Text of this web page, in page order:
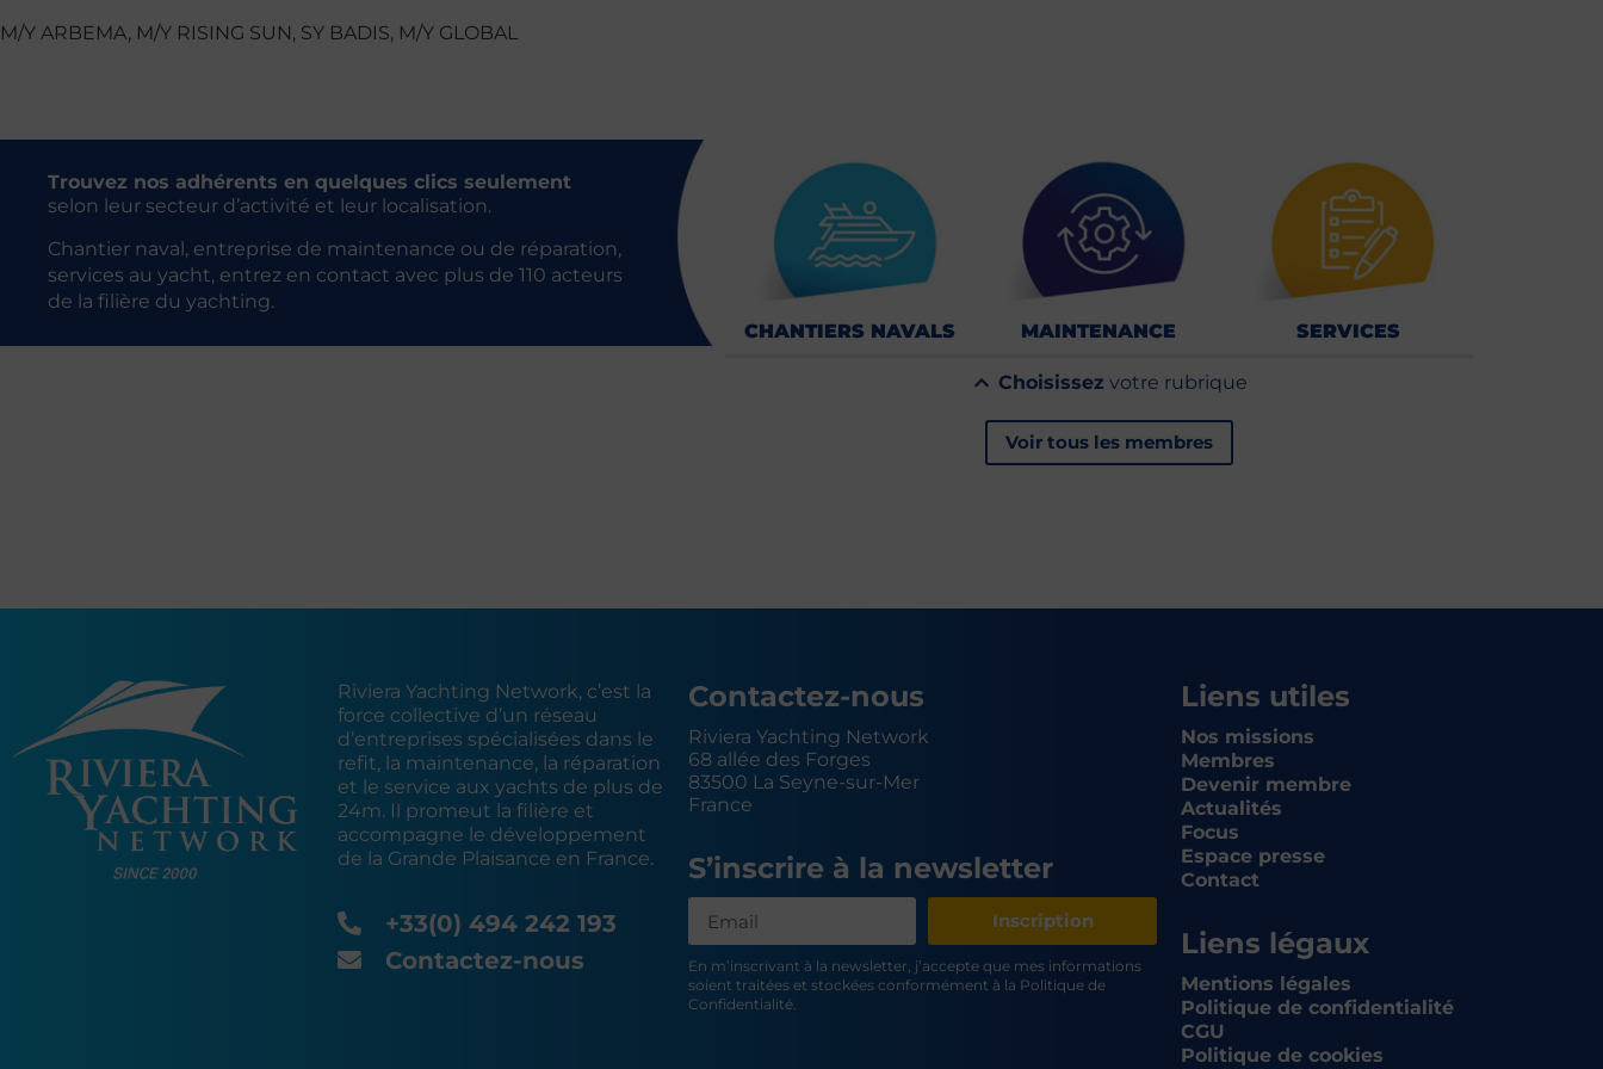
M/Y ARBEMA, M/Y RISING SUN, SY BADIS, M/Y GLOBAL
Trouvez nos adhérents en quelques clics seulement
selon leur secteur d’activité et leur localisation.
Chantier naval, entreprise de maintenance ou de réparation,
services au yacht, entrez en contact avec plus de 110 acteurs
de la filière du yachting.
CHANTIERS NAVALS
MAINTENANCE SERVICES
Choisissez votre rubrique
Voir tous les membres
Riviera Yachting Network, c’est la
force collective d’un réseau
d’entreprises spécialisées dans le
refit, la maintenance, la réparation
et le service aux yachts de plus de
24m. Il promeut la filière et
accompagne le développement
de la Grande Plaisance en France.
+33(0) 494 242 193
Contactez-nous
Contactez-nous
Riviera Yachting Network
68 allée des Forges
83500 La Seyne-sur-Mer
France
S’inscrire à la newsletter
Inscription
En m’inscrivant à la newsletter, j’accepte que mes informations
soient traitées et stockées conformément à la Politique de
Confidentialité.
Liens utiles
Nos missions
Membres
Devenir membre
Actualités
Focus
Espace presse
Contact
Liens légaux
Mentions légales
Politique de confidentialité
CGU
Politique de cookies